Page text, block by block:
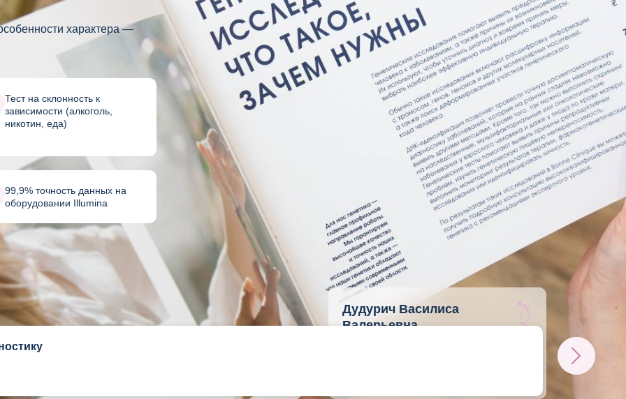
характера —
Тест на склонность к
зависимости (алкоголь,
никотин, еда)
99,9% точность данных на
оборудовании Illumina
Дудурич Василиса
Валерьевна